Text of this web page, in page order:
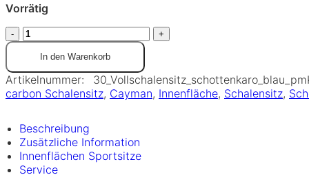
Vorrätig
In den Warenkorb
Artikelnummer: 30_Vollschalensitz_schottenkaro_blau_pm
carbon Schalensitz, Cayman, Innenfläche, Schalensitz,
Beschreibung
Zusätzliche Information
Innenflächen Sportsitze
Service